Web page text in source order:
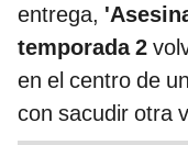
entrega,
temporada 2
en el centro de
con sacudir otra